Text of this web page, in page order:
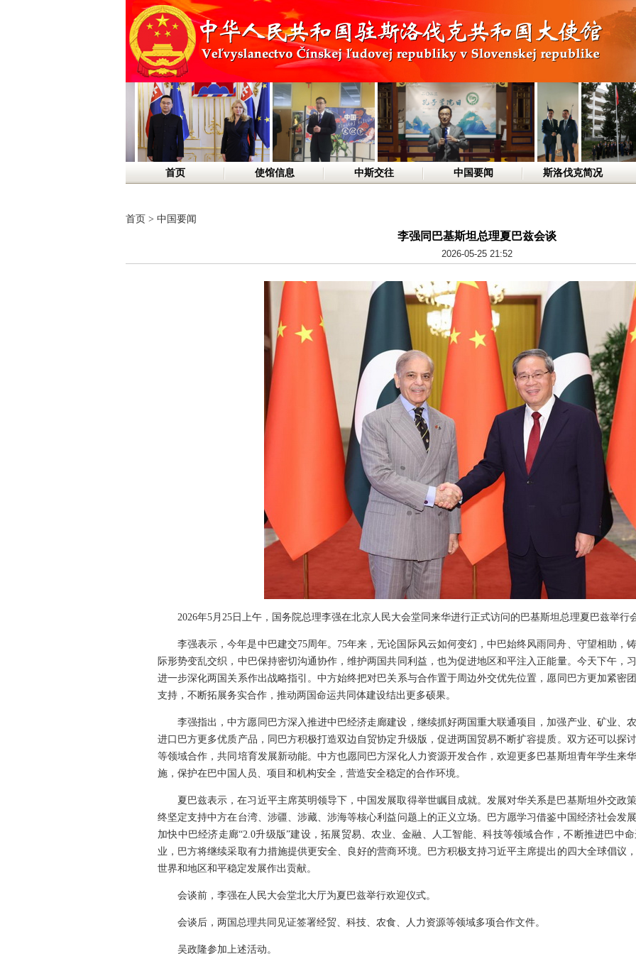
首页 使馆信息 中斯交往 中国要闻 斯洛伐克简况
首页 > 中国要闻
李强同巴基斯坦总理夏巴兹会谈
2026-05-25 21:52
2026年5月25日上午，国务院总理李强在北京人民大会堂同来华进行正式访问的巴基斯坦总理夏巴兹举行
李强表示，今年是中巴建交75周年。75年来，无论国际风云如何变幻，中巴始终风雨同舟、守望相助，
际形势变乱交织，中巴保持密切沟通协作，维护两国共同利益，也为促进地区和平注入正能量。今天下午，
进一步深化两国关系作出战略指引。中方始终把对巴关系与合作置于周边外交优先位置，愿同巴方更加紧密
支持，不断拓展务实合作，推动两国命运共同体建设结出更多硕果。
李强指出，中方愿同巴方深入推进中巴经济走廊建设，继续抓好两国重大联通项目，加强产业、矿业、
进口巴方更多优质产品，同巴方积极打造双边自贸协定升级版，促进两国贸易不断扩容提质。双方还可以探
等领域合作，共同培育发展新动能。中方也愿同巴方深化人力资源开发合作，欢迎更多巴基斯坦青年学生来
施，保护在巴中国人员、项目和机构安全，营造安全稳定的合作环境。
夏巴兹表示，在习近平主席英明领导下，中国发展取得举世瞩目成就。发展对华关系是巴基斯坦外交政
终坚定支持中方在台湾、涉疆、涉藏、涉海等核心利益问题上的正义立场。巴方愿学习借鉴中国经济社会发
加快中巴经济走廊“2.0升级版”建设，拓展贸易、农业、金融、人工智能、科技等领域合作，不断推进巴中
业，巴方将继续采取有力措施提供更安全、良好的营商环境。巴方积极支持习近平主席提出的四大全球倡议
世界和地区和平稳定发展作出贡献。
会谈前，李强在人民大会堂北大厅为夏巴兹举行欢迎仪式。
会谈后，两国总理共同见证签署经贸、科技、农食、人力资源等领域多项合作文件。
吴政隆参加上述活动。